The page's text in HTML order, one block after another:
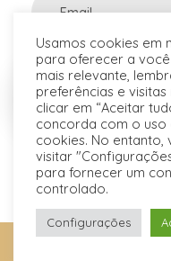
© 2026 San
Usamos cookies em
para oferecer a
mais relevante,
preferências e
clicar em “Aceitar
concorda com o uso
cookies. No entanto,
visitar
para fornecer um
controlado.
Configurações